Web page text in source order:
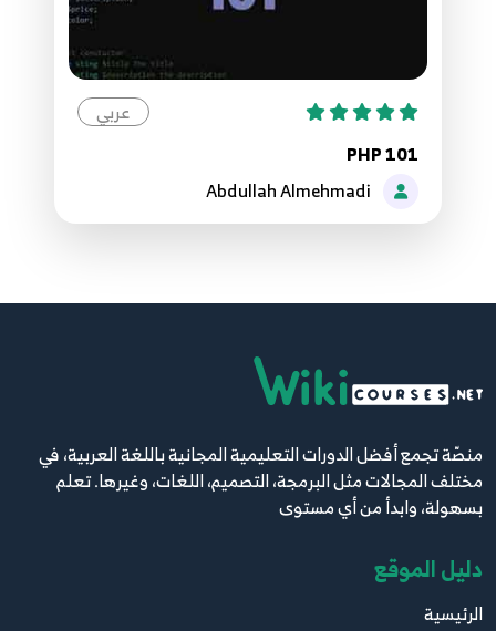
عربي
PHP 101
منصّة تجمع أفضل الدورات التعليمية المجانية باللغة العربية، في
مختلف المجالات مثل البرمجة، التصميم، اللغات، وغيرها. تعلم
بسهولة، وابدأ من أي مستوى
دليل الموقع
الرئيسية